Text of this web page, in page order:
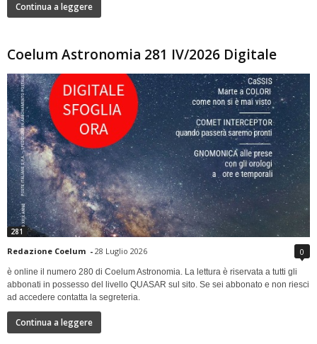
Continua a leggere
Coelum Astronomia 281 IV/2026 Digitale
281
Redazione Coelum - 28 Luglio 2026 0
è online il numero 280 di Coelum Astronomia. La lettura è riservata a tutti gli
abbonati in possesso del livello QUASAR sul sito. Se sei abbonato e non riesci
ad accedere contatta la segreteria.
Continua a leggere